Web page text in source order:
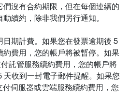
沒有合約期限，但在每個連續的
續約，除非我們另行通知。
日期計費。如果您在發票逾期後 5
約費用，您的帳戶將被暫停。如果
託管服務續約費用，您的帳戶將
天收到一封電子郵件提醒。如果您
伺服器或雲端服務續約費用，您